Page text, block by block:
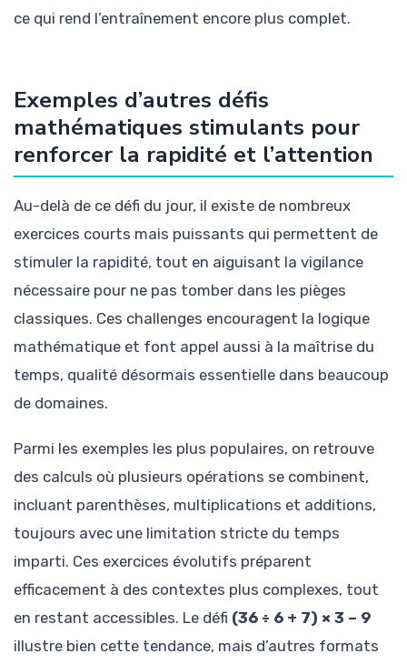
ce qui rend l’entraînement encore plus complet.
Exemples d’autres défis
mathématiques stimulants pour
renforcer la rapidité et l’attention
Au-delà de ce défi du jour, il existe de nombreux
exercices courts mais puissants qui permettent de
stimuler la rapidité, tout en aiguisant la vigilance
nécessaire pour ne pas tomber dans les pièges
classiques. Ces challenges encouragent la logique
mathématique et font appel aussi à la maîtrise du
temps, qualité désormais essentielle dans beaucoup
de domaines.
Parmi les exemples les plus populaires, on retrouve
des calculs où plusieurs opérations se combinent,
incluant parenthèses, multiplications et additions,
toujours avec une limitation stricte du temps
imparti. Ces exercices évolutifs préparent
efficacement à des contextes plus complexes, tout
en restant accessibles. Le défi (36 ÷ 6 + 7) × 3 – 9
illustre bien cette tendance, mais d’autres formats